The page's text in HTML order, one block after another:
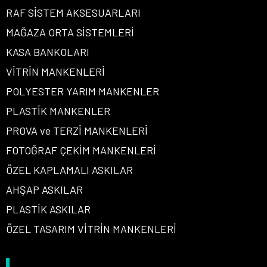
RAF SİSTEM AKSESUARLARI
MAĞAZA ORTA SİSTEMLERİ
KASA BANKOLARI
VİTRİN MANKENLERİ
POLYESTER YARIM MANKENLER
PLASTİK MANKENLER
PROVA ve TERZİ MANKENLERİ
FOTOĞRAF ÇEKİM MANKENLERİ
ÖZEL KAPLAMALI ASKILAR
AHŞAP ASKILAR
PLASTİK ASKILAR
ÖZEL TASARIM VİTRİN MANKENLERİ